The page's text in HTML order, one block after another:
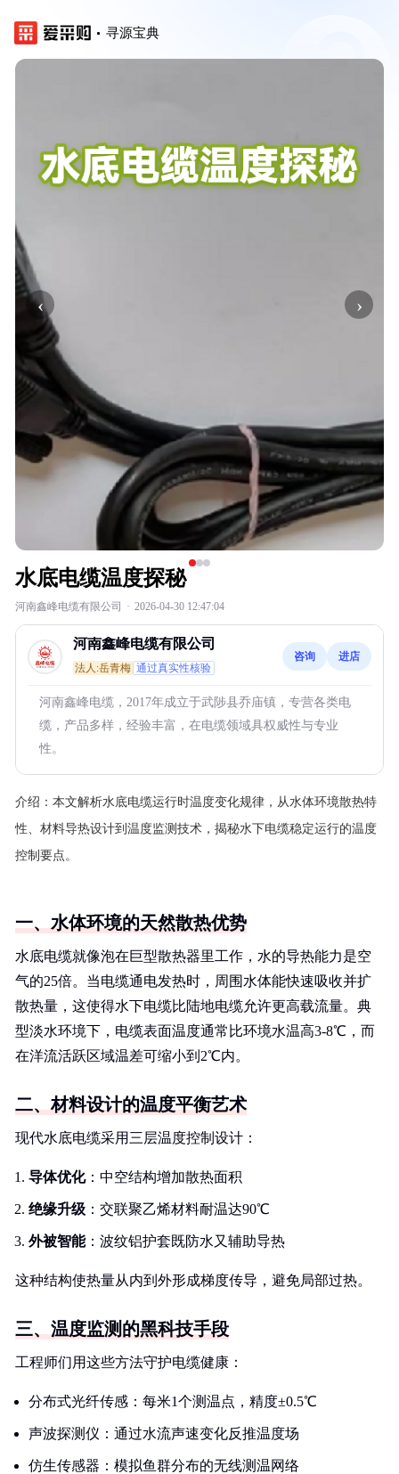
寻源宝典
‹ ›
水底电缆温度探秘
河南鑫峰电缆有限公司 · 2026-04-30 12:47:04
河南鑫峰电缆有限公司
法人:岳青梅 通过真实性核验
咨询 进店
河南鑫峰电缆，2017年成立于武陟县乔庙镇，专营各类电
缆，产品多样，经验丰富，在电缆领域具权威性与专业
性。
介绍： 本文解析水底电缆运行时温度变化规律，从水体环境散热特
性、材料导热设计到温度监测技术，揭秘水下电缆稳定运行的温度
控制要点。
一、水体环境的天然散热优势
水底电缆就像泡在巨型散热器里工作，水的导热能力是空
气的25倍。当电缆通电发热时，周围水体能快速吸收并扩
散热量，这使得水下电缆比陆地电缆允许更高载流量。典
型淡水环境下，电缆表面温度通常比环境水温高3-8℃，而
在洋流活跃区域温差可缩小到2℃内。
二、材料设计的温度平衡艺术
现代水底电缆采用三层温度控制设计：
导体优化：中空结构增加散热面积
绝缘升级 ：交联聚乙烯材料耐温达90℃
外被智能：波纹铝护套既防水又辅助导热
这种结构使热量从内到外形成梯度传导，避免局部过热。
三、温度监测的黑科技手段
工程师们用这些方法守护电缆健康：
分布式光纤传感：每米1个测温点，精度±0.5℃
声波探测仪：通过水流声速变化反推温度场
仿生传感器：模拟鱼群分布的无线测温网络